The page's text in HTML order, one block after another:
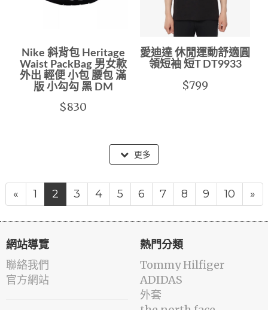
Nike 斜背包 Heritage
Waist PackBag 男女款
外出 輕便 小包 腰包 滿
版 小勾勾 黑 DM
$830
愛迪達 休閒運動舒適圓
領短袖 短T DT9933
$799
更多
« 1 2 3 4 5 6 7 8 9 10 »
網站導覽
聯絡我們
官方網站
熱門分類
Tommy Hilfiger
ADIDAS
外套